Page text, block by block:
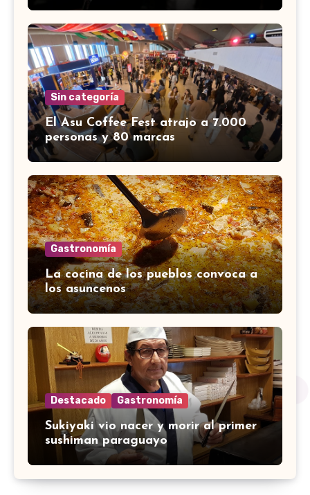
Sin categoría
El Asu Coffee Fest atrajo a 7.000
personas y 80 marcas
Gastronomía
La cocina de los pueblos convoca a
los asuncenos
Destacado Gastronomía
Sukiyaki vio nacer y morir al primer
sushiman paraguayo